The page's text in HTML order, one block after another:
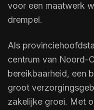
voor een maatwerk
drempel.
Als
centrum van Noord-
bereikbaarheid, een
groot
zakelijke groei. Met